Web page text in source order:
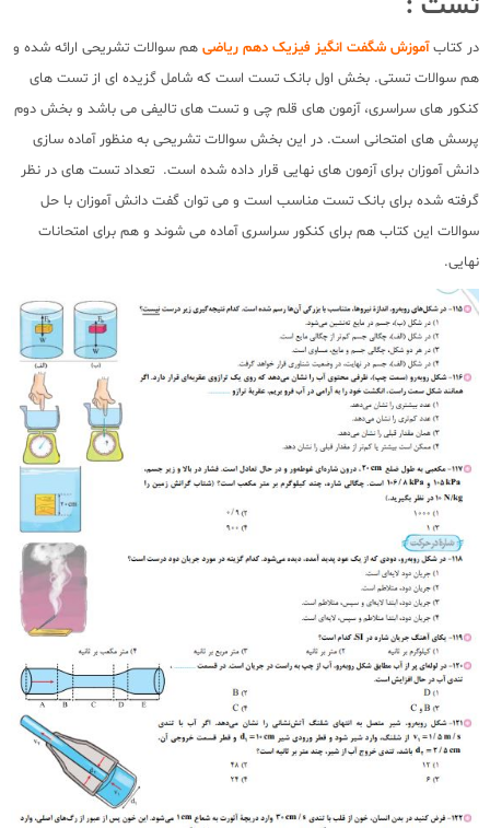
تست :
در کتابآموزش شگفت انگیز فیزیک دهم ریاضی هم سوالات تشریحی ارائه شده و
هم سوالات تستی. بخش اول بانک تست است که شامل گزیده ای از تست های
کنکور های سراسری، آزمون های قلم چی و تست های تالیفی می باشد و بخش دوم
پرسش های امتحانی است. در این بخش سوالات تشریحی به منظور آماده سازی
دانش آموزان برای آزمون های نهایی قرار داده شده است. تعداد تست های در نظر
گرفته شده برای بانک تست مناسب است و می توان گفت دانش آموزان با حل
سوالات این کتاب هم برای کنکور سراسری آماده می شوند و هم برای امتحانات
نهایی.